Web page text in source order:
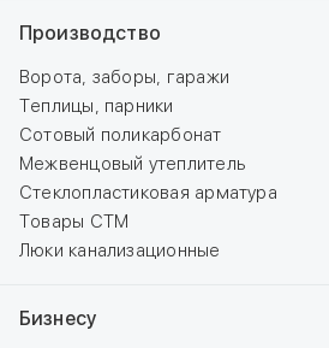
Производство
Ворота, заборы, гаражи
Теплицы, парники
Сотовый поликарбонат
Межвенцовый утеплитель
Стеклопластиковая арматура
Товары СТМ
Люки канализационные
Бизнесу